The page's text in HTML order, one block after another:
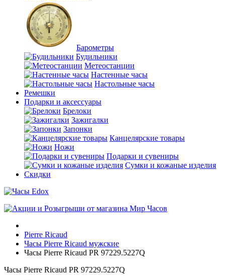
Барометры
Будильники
Метеостанции
Настенные часы
Настольные часы
Ремешки
Подарки и аксессуары
Брелоки
Зажигалки
Запонки
Канцелярские товары
Ножи
Подарки и сувениры
Сумки и кожаные изделия
Скидки
Pierre Ricaud
Часы Pierre Ricaud мужские
Часы Pierre Ricaud PR 97229.5227Q
Часы Pierre Ricaud PR 97229.5227Q